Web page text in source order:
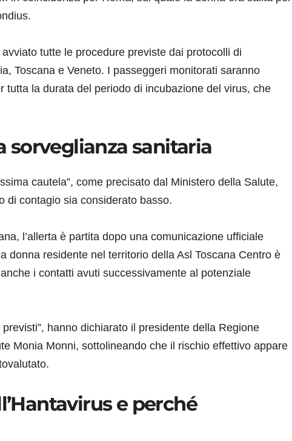
tutte le procedure previste dai protocolli di
Toscana e Veneto. I passeggeri monitorati saranno
la durata del periodo di incubazione del virus, che
sorveglianza sanitaria
cautela”, come precisato dal Ministero della Salute,
di contagio sia considerato basso.
l’allerta è partita dopo una comunicazione ufficiale
donna residente nel territorio della Asl Toscana Centro è
i contatti avuti successivamente al potenziale
hanno dichiarato il presidente della Regione
Monia Monni, sottolineando che il rischio effettivo appare
e perché